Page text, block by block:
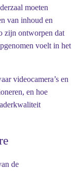
moeten
van inhoud en
zijn ontworpen dat
voelt in het
videocamera’s en
en hoe
de